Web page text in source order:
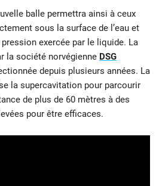
balle permettra ainsi à ceux
sous la surface de l’eau et
exercée par le liquide. La
la société norvégienne DSG
depuis plusieurs années. La
la supercavitation pour parcourir
de plus de 60 mètres à des
pour être efficaces.